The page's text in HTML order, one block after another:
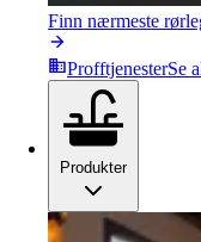
Finn nærmeste
ProfftjenesterSe
Produkter